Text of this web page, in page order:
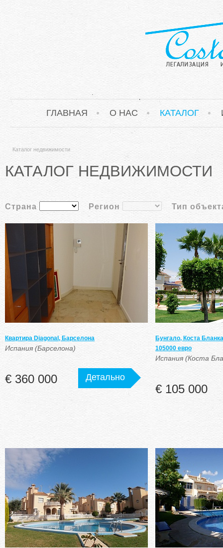
ГЛАВНАЯ О НАС КАТАЛОГ
Каталог недвижимости
КАТАЛОГ НЕДВИЖИМОСТИ
Страна Регион Тип
Квартира Diagonal, Барселона
Испания (Барселона)
€ 360 000 Детально
Бунгало, Коста
105000 евро
Испания (Коста
€ 105 000